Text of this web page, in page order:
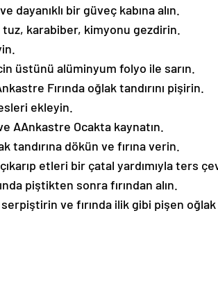
dayanıklı bir güveç kabına alın.
tuz, karabiber, kimyonu gezdirin.
üstünü alüminyum folyo ile sarın.
Fırında oğlak tandırını pişirin.
ekleyin.
AAnkastre Ocakta kaynatın.
tandırına dökün ve fırına verin.
etleri bir çatal yardımıyla ters
piştikten sonra fırından alın.
serpiştirin ve fırında ilik gibi pişen